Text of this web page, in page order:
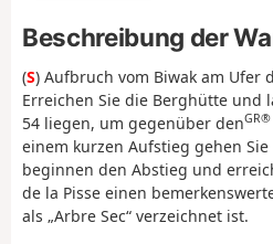
Beschreibung der
(S) Aufbruch vom Biwak am Ufer
Erreichen Sie die Berghütte und
54 liegen, um gegenüber denGR®
einem kurzen Aufstieg gehen
beginnen den Abstieg und
de la Pisse einen
als „Arbre Sec“ verzeichnet ist.